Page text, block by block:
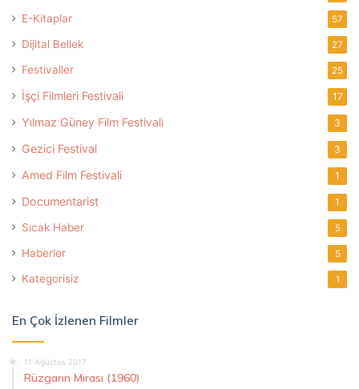
E-Kitaplar 57
Dijital Bellek 27
Festivaller 25
İşçi Filmleri Festivali 17
Yılmaz Güney Film Festivali 3
Gezici Festival 3
Amed Film Festivali 1
Documentarist 1
Sıcak Haber 5
Haberler 5
Kategorisiz 1
En Çok İzlenen Filmler
11 Ağustos 2017
Rüzgarın Mirası (1960)